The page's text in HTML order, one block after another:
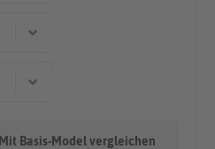
Mit Basis-Model vergleichen